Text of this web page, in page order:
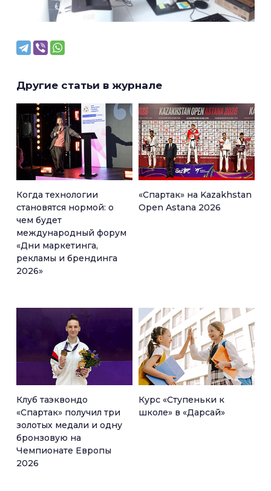
Другие статьи в журнале
Когда технологии
становятся нормой: о
чем будет
международный форум
«Дни маркетинга,
рекламы и брендинга
2026»
«Спартак» на Kazakhstan
Open Astana 2026
Клуб таэквондо
«Спартак» получил три
золотых медали и одну
бронзовую на
Чемпионате Европы
2026
Курс «Ступеньки к
школе» в «Дарсай»